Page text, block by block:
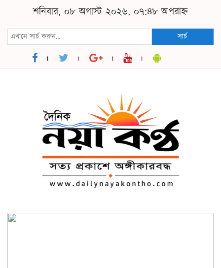
শনিবার, ০৮ অগাস্ট ২০২৬, ০৭:৪৮ অপরাহ্ন
সার্চ